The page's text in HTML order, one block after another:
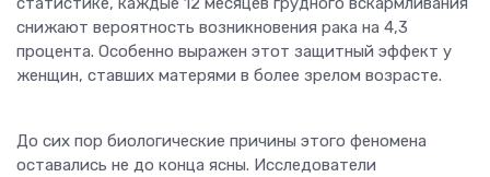
снижают вероятность возникновения рака на 4,3
процента. Особенно выражен этот защитный эффект у
женщин, ставших матерями в более зрелом возрасте.
До сих пор биологические причины этого феномена
оставались не до конца ясны. Исследователи